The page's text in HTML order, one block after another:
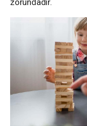
zorundadır.